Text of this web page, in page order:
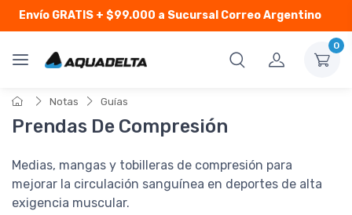
Envío GRATIS+ $99.000 a Sucursal Correo Argentino
0
Notas Guías
Prendas De Compresión
Medias, mangas y tobilleras de compresión para
mejorar la circulación sanguínea en deportes de alta
exigencia muscular.